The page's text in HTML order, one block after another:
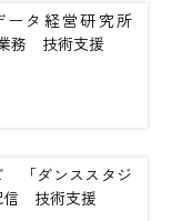
ータ経営研究所
務 技術支援
「ダンススタジ
技術支援